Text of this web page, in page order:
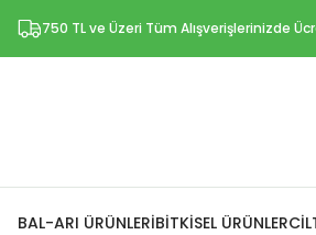
750 TL ve Üzeri Tüm Alışverişlerinizde
BAL-ARI ÜRÜNLERİBİTKİSEL ÜRÜNLER